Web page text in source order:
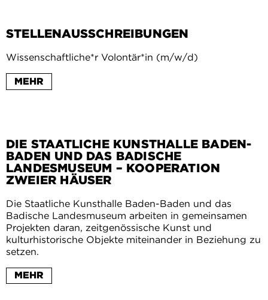
STELLENAUSSCHREIBUNGEN
Wissenschaftliche*r Volontär*in (m/w/d)
MEHR
DIE STAATLICHE KUNSTHALLE BADEN-
BADEN UND DAS BADISCHE
LANDESMUSEUM – KOOPERATION
ZWEIER HÄUSER
Die Staatliche Kunsthalle Baden-Baden und das
Badische Landesmuseum arbeiten in gemeinsamen
Projekten daran, zeitgenössische Kunst und
kulturhistorische Objekte miteinander in Beziehung zu
setzen.
MEHR